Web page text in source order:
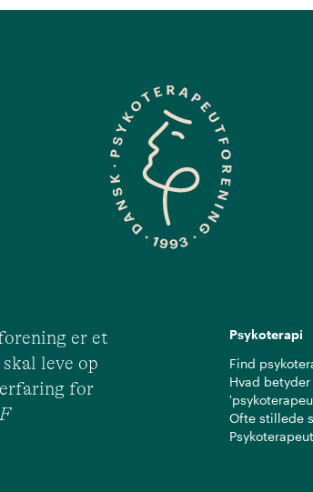
er et
leve op
for
Psykoterapi
Find
Hvad
Ofte stillede